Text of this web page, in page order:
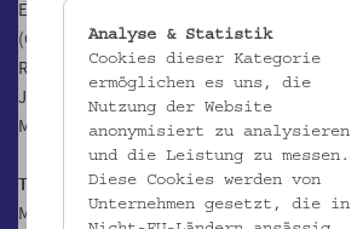
Es spielen: Hanna Victoria Bauer (AUT),
(CUB), Deborah Gzesh (USA), Tanju Kamer
Rakkola (FIN), Johanna Bertl (AUT), Amina
Jakob Schmölzer (AUT)
Musik: Muamer Budimlić (BIH)
Termine:
Mi, 23.6.2021, 19.00 Uhr (Premiere)
Analyse & Statistik
Cookies dieser Kategorie
ermöglichen es uns, die
Nutzung der Website
anonymisiert zu analysieren
und die Leistung zu messen.
Diese Cookies werden von
Unternehmen gesetzt, die in